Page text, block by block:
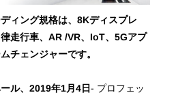
ィング規格は、8Kディスプレ
走行車、AR /VR、IoT、5Gアプ
チェンジャーです。
ル、2019年1月4日- プロフェッ